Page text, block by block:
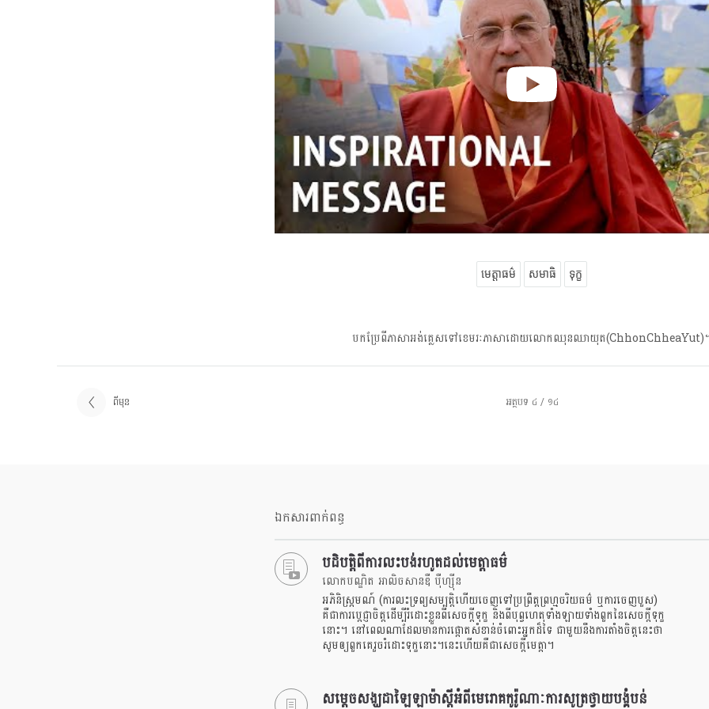
មេត្តាធម៌ សមាធិ ទុក្ខ
បកប្រែពីភាសាអង់គ្លេសទៅខេមរៈភាសាដោយលោកឈុនឈាយុត(ChhonChheaYut)
ពីមុន អត្ថបទ ៤ / ១៤
ឯកសារពាក់ពន្ធ
បដិបត្តិពីការលះបង់រហូតដល់មេត្តាធម៌
លោកបណ្ឌិត អាលិចសានឌឺ បុឺហ្សុីន
អភិនិស្រ្កមណ៍ (ការលះទ្រព្យសម្បត្តិហើយចេញទៅប្រព្រឹត្តព្រហ្មចរិយធម៌ ឬការចេញបួស)
គឺជាការប្តេជ្ញាចិត្តដើម្បីរំដោះខ្លួនពីសេចក្តីទុក្ខ និងពីបុព្វហេតុទាំងឡាយទាំងពួកនៃសេចក្តីទុក្ខ
នោះ។ នៅពេលណាដែលមានការផ្តោតសំខាន់ចំពោះអ្នកដ៏ទៃ ជាមួយនឹងការតាំងចិត្តនេះថា
សូមឲ្យពួកគេរួចរំដោះទុក្ខនោះ។នេះហើយគឺជាសេចក្តីមេត្តា។
សម្តេចសង្ឃដាឡៃឡាម៉ាស្តីអំពីមេរោគកូរ៉ូណាៈការសូត្រថ្វាយបង្គំបន់